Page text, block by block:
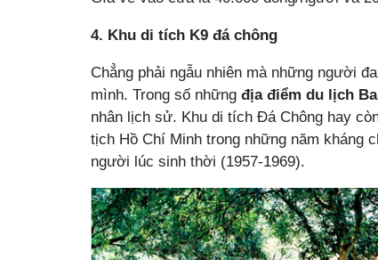
4. Khu di tích K9 đá chông
Chẳng phải ngẫu nhiên mà những người
mình. Trong số những địa điểm du lịch
nhân lịch sử. Khu di tích Đá Chông hay
tịch Hồ Chí Minh trong những năm kháng
người lúc sinh thời (1957-1969).